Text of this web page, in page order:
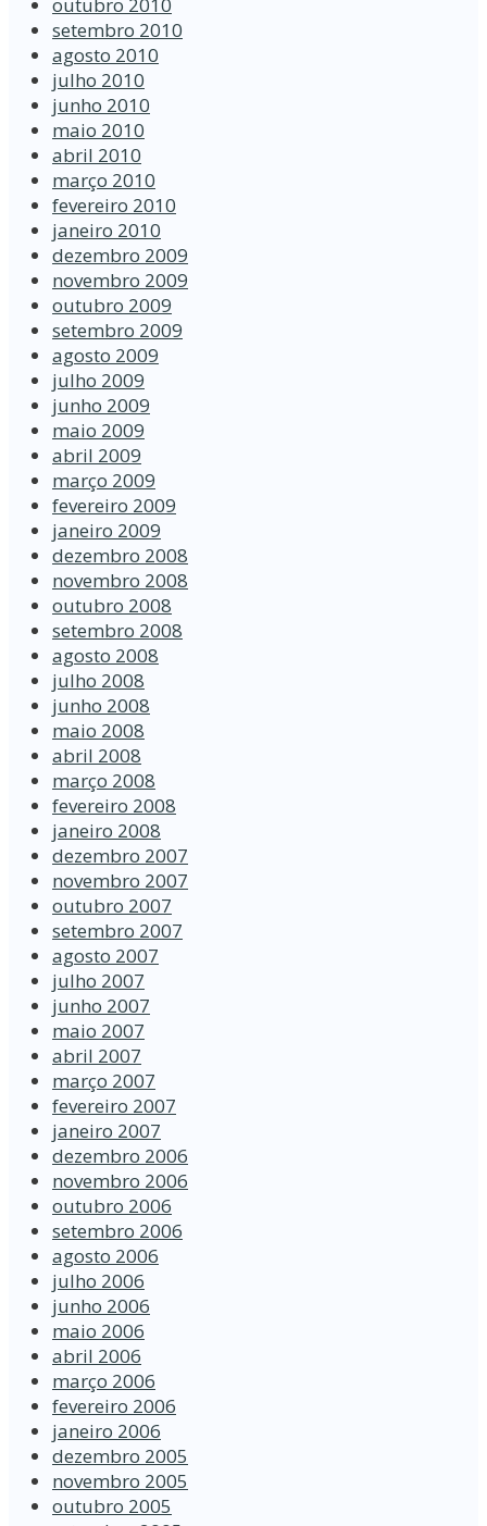
setembro 2010
agosto 2010
julho 2010
junho 2010
maio 2010
abril 2010
março 2010
fevereiro 2010
janeiro 2010
dezembro 2009
novembro 2009
outubro 2009
setembro 2009
agosto 2009
julho 2009
junho 2009
maio 2009
abril 2009
março 2009
fevereiro 2009
janeiro 2009
dezembro 2008
novembro 2008
outubro 2008
setembro 2008
agosto 2008
julho 2008
junho 2008
maio 2008
abril 2008
março 2008
fevereiro 2008
janeiro 2008
dezembro 2007
novembro 2007
outubro 2007
setembro 2007
agosto 2007
julho 2007
junho 2007
maio 2007
abril 2007
março 2007
fevereiro 2007
janeiro 2007
dezembro 2006
novembro 2006
outubro 2006
setembro 2006
agosto 2006
julho 2006
junho 2006
maio 2006
abril 2006
março 2006
fevereiro 2006
janeiro 2006
dezembro 2005
novembro 2005
outubro 2005